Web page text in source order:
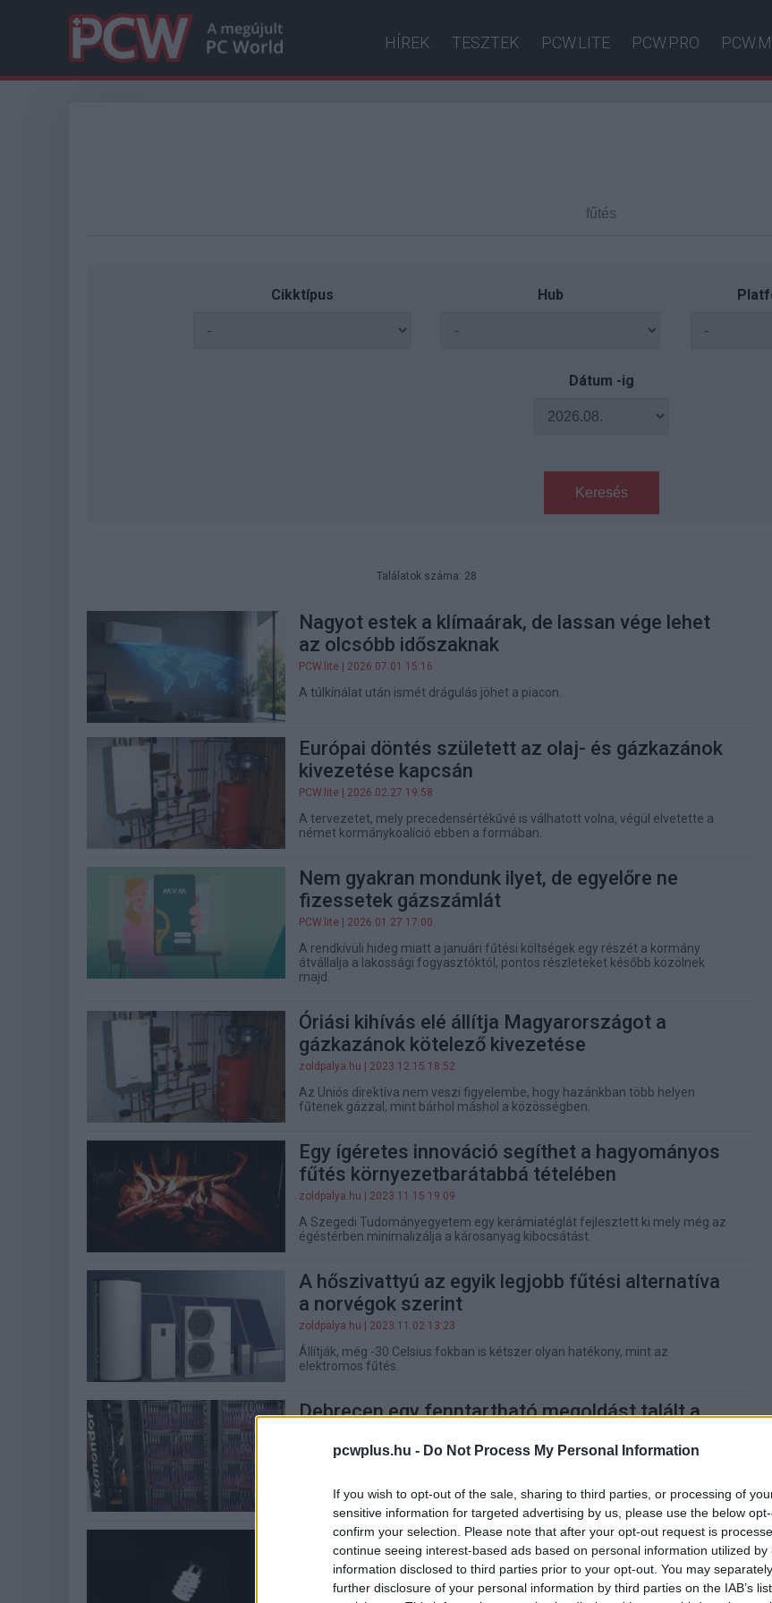
pcwplus.hu - Do Not Process My Personal Information
If you wish to opt-out of the sale, sharing to third parties, or processing of
sensitive information for targeted advertising by us, please use the below
confirm your selection. Please note that after your opt-out request is
continue seeing interest-based ads based on personal information utilized by
information disclosed to third parties prior to your opt-out. You may
further disclosure of your personal information by third parties on the IAB’s
HÍREK TESZTEK PCW.LITE PCW.PRO
Cikktípus Hub
Dátum -ig
Keresés
Találatok száma: 28
Nagyot estek a klímaárak, de lassan vége lehet
az olcsóbb időszaknak
PCW.lite | 2026.07.01 15:16
A túlkínálat után ismét drágulás jöhet a piacon.
Európai döntés született az olaj- és gázkazánok
kivezetése kapcsán
PCW.lite | 2026.02.27 19:58
A tervezetet, mely precedensértékűvé is válhatott volna, végül elvetette a
német kormánykoalíció ebben a formában.
Nem gyakran mondunk ilyet, de egyelőre ne
fizessetek gázszámlát
PCW.lite | 2026.01.27 17:00
A rendkívüli hideg miatt a januári fűtési költségek egy részét a kormány
átvállalja a lakossági fogyasztóktól, pontos részleteket később közölnek
majd.
Óriási kihívás elé állítja Magyarországot a
gázkazánok kötelező kivezetése
zoldpalya.hu | 2023.12.15 18:52
Az Uniós direktíva nem veszi figyelembe, hogy hazánkban több helyen
fűtenek gázzal, mint bárhol máshol a közösségben.
Egy ígéretes innováció segíthet a hagyományos
fűtés környezetbarátabbá tételében
zoldpalya.hu | 2023.11.15 19:09
A Szegedi Tudományegyetem egy kerámiatéglát fejlesztett ki mely még az
égéstérben minimalizálja a károsanyag kibocsátást.
A hőszivattyú az egyik legjobb fűtési alternatíva
a norvégok szerint
zoldpalya.hu | 2023.11.02 13:23
Állítják, még -30 Celsius fokban is kétszer olyan hatékony, mint az
elektromos fűtés.
Debrecen egy fenntartható megoldást talált a
zoldpalya.hu| 2023.10.13 19:07
felhasználni erre a célra.
Így spórolj otthon az energiával
zoldpalya.hu | 2023.03.03 17:38
A világítás, a víz, a fűtés és a hűtés mind olyasmi, ahol egy kis odafigyeléssel